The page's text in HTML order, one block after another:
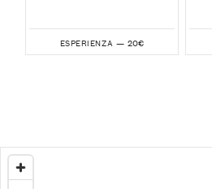
ESPERIENZA — 20€